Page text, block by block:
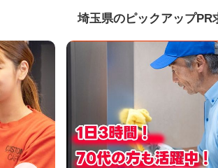
埼玉県のピックアップPR